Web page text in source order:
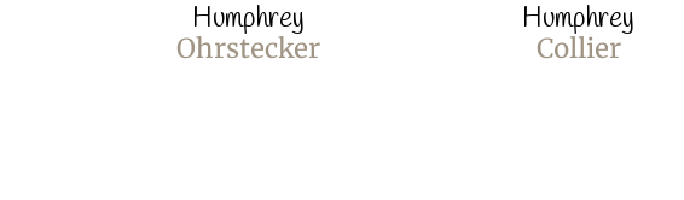
Humphrey
Ohrstecker
Humphrey
Collier